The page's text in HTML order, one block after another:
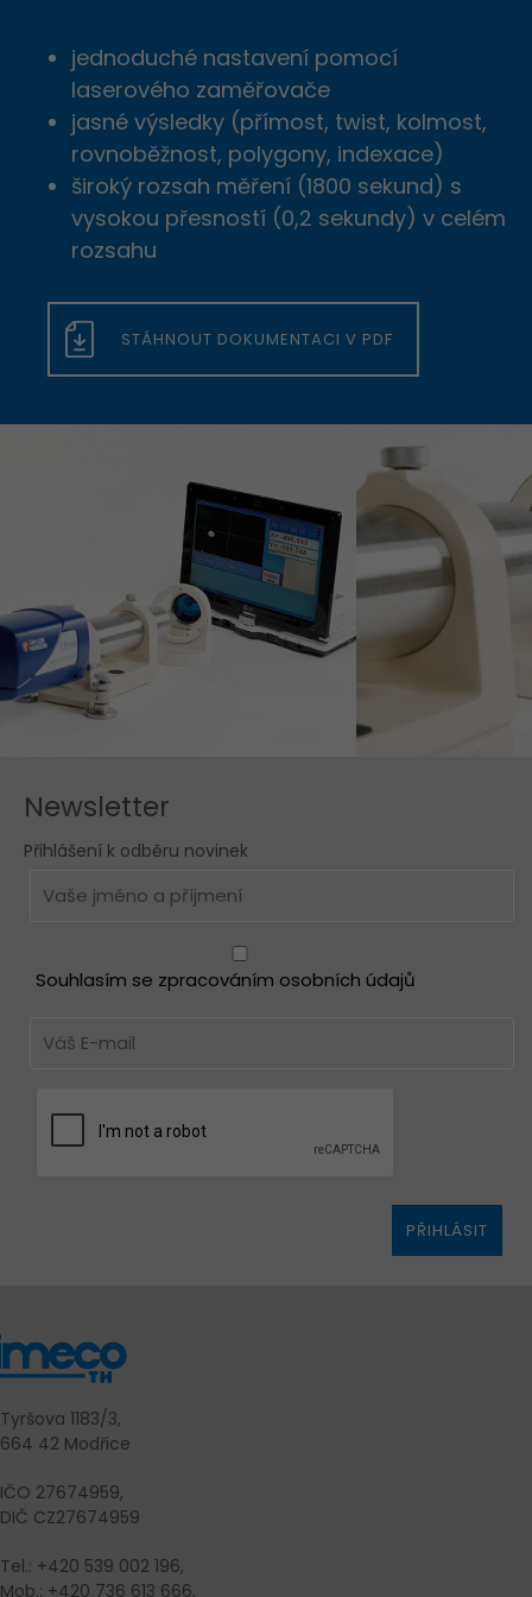
jednoduché nastavení pomocí
laserového zaměřovače
jasné výsledky (přímost, twist, kolmost,
rovnoběžnost, polygony, indexace)
široký rozsah měření (1800 sekund) s
vysokou přesností (0,2 sekundy) v celém
rozsahu
STÁHNOUT DOKUMENTACI V PDF
Newsletter
Přihlášení k odběru novinek
Souhlasím se zpracováním osobních údajů
PŘIHLÁSIT
Tyršova 1183/3,
664 42 Modřice
IČO 27674959,
DIČ CZ27674959
Tel.: +420 539 002 196,
Mob.: +420 736 613 666,